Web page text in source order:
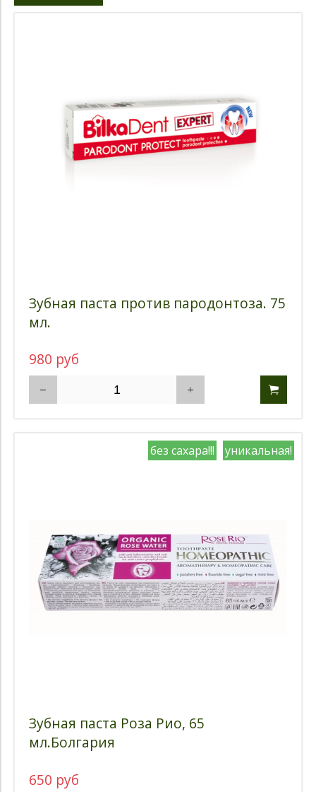
Годен до
Вложение в упаковке (шт)
Объем бутылки
Бренд
Состав
Зубная паста против пародонтоза. 75
мл.
980 руб
без сахара!!! уникальная!
Зубная паста Роза Рио, 65
мл.Болгария
650 руб